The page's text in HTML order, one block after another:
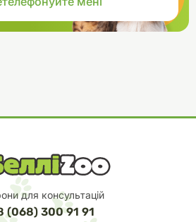
для консультацій
(068) 300 91 91